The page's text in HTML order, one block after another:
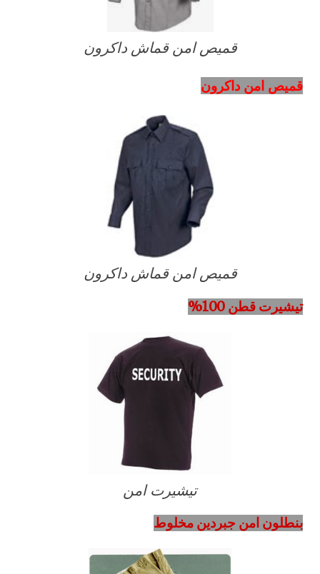
قميص امن قماش داكرون
قميص امن داكرون
قميص امن قماش داكرون
تيشيرت قطن 100%
تيشيرت امن
بنطلون امن جبردين مخلوط